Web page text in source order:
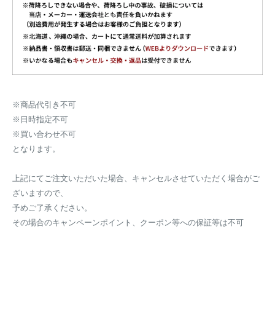
※商品代引き不可
※日時指定不可
※買い合わせ不可
となります。
上記にてご注文いただいた場合、キャンセルさせていただく場合がご
ざいますので、
予めご了承ください。
その場合のキャンペーンポイント、クーポン等への保証等は不可